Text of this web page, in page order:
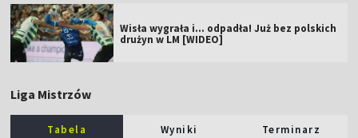
Wisła wygrała i... odpadła! Już bez polskich
drużyn w LM [WIDEO]
Liga Mistrzów
Tabela Wyniki Terminarz